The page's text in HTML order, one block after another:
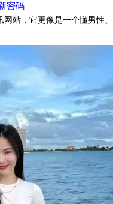
密码
站，它更像是一个懂男性、